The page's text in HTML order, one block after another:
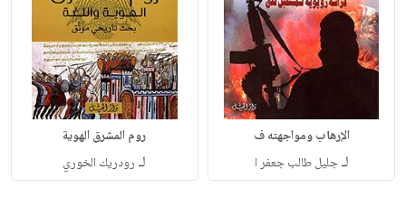
الإرهاب ومواجهته ف
لـجليل طالب جعفر ا
روم المشرق الهوية
لـ رودريك الخوري